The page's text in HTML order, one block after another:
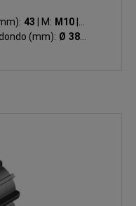
43 M: M10
(mm): Ø 38 x